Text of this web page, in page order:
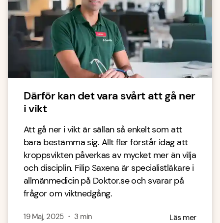
Därför kan det vara svårt att gå ner
i vikt
Att gå ner i vikt är sällan så enkelt som att
bara bestämma sig. Allt fler förstår idag att
kroppsvikten påverkas av mycket mer än vilja
och disciplin. Filip Saxena är specialistläkare i
allmänmedicin på Doktor.se och svarar på
frågor om viktnedgång.
19 Maj, 2025・ 3 min Läs mer